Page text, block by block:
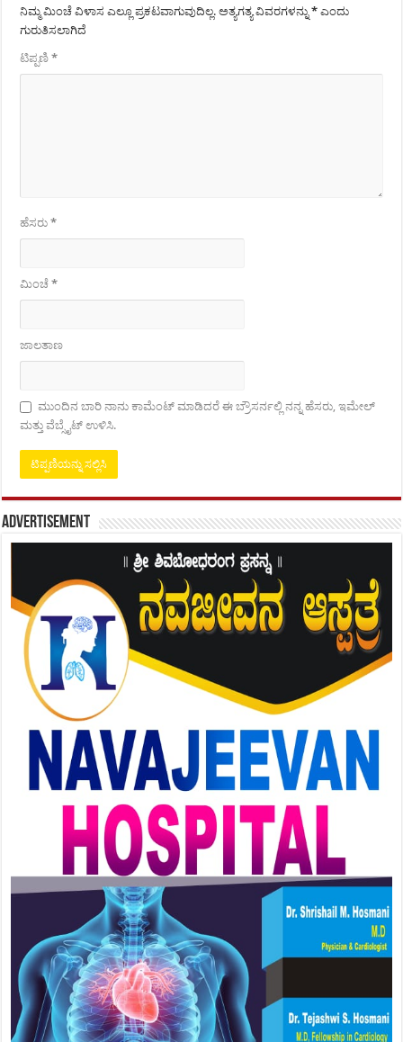
ನಿಮ್ಮ ಮಿಂಚೆ ವಿಳಾಸ ಎಲ್ಲೂ ಪ್ರಕಟವಾಗುವುದಿಲ್ಲ. ಅತ್ಯಗತ್ಯ ವಿವರಗಳನ್ನು* ಎಂದು
ಗುರುತಿಸಲಾಗಿದೆ
ಟಿಪ್ಪಣಿ*
ಹೆಸರು*
ಮಿಂಚೆ*
ಜಾಲತಾಣ
ಮುಂದಿನ ಬಾರಿ ನಾನು ಕಾಮೆಂಟ್ ಮಾಡಿದರೆ ಈ ಬ್ರೌಸರ್ನಲ್ಲಿ ನನ್ನ ಹೆಸರು, ಇಮೇಲ್
ಮತ್ತು ವೆಬ್ಸೈಟ್ ಉಳಿಸಿ.
Advertisement